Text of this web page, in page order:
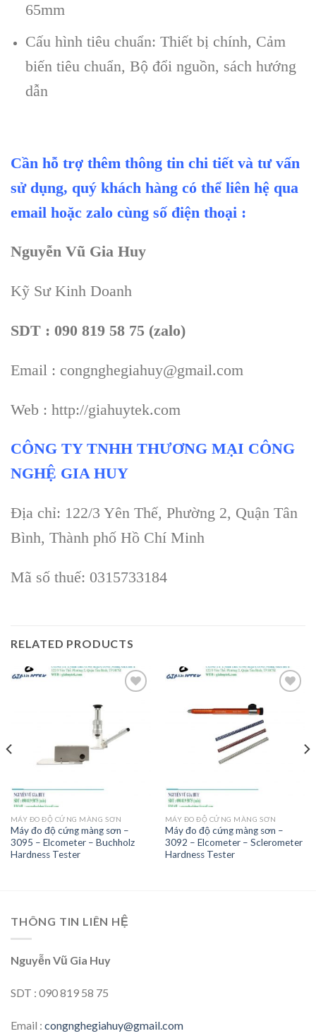
65mm
Cấu hình tiêu chuẩn: Thiết bị chính, Cảm
biến tiêu chuẩn, Bộ đổi nguồn, sách hướng
dẫn
Cần hỗ trợ thêm thông tin chi tiết và tư vấn
sử dụng, quý khách hàng có thể liên hệ qua
email hoặc zalo cùng số điện thoại :
Nguyễn Vũ Gia Huy
Kỹ Sư Kinh Doanh
SDT : 090 819 58 75 (zalo)
Email : congnghegiahuy@gmail.com
Web : http://giahuytek.com
CÔNG TY TNHH THƯƠNG MẠI CÔNG
NGHỆ GIA HUY
Địa chỉ: 122/3 Yên Thế, Phường 2, Quận Tân
Bình, Thành phố Hồ Chí Minh
Mã số thuế: 0315733184
RELATED PRODUCTS
Add to
wishlist
MÁY ĐO ĐỘ CỨNG MÀNG SƠN
Máy đo độ cứng màng sơn –
3095 – Elcometer – Buchholz
Hardness Tester
MÁY ĐO ĐỘ CỨNG MÀNG SƠN
Máy đo độ cứng màng sơn –
3092 – Elcometer – Sclerometer
Hardness Tester
THÔNG TIN LIÊN HỆ
Nguyễn Vũ Gia Huy
SDT : 090 819 58 75
Email : congnghegiahuy@gmail.com